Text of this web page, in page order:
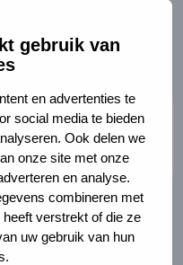
gebruik van
en advertenties te
social media te bieden
Ook delen we
onze site met onze
en analyse.
combineren met
verstrekt of die ze
uw gebruik van hun
te
te draaien.